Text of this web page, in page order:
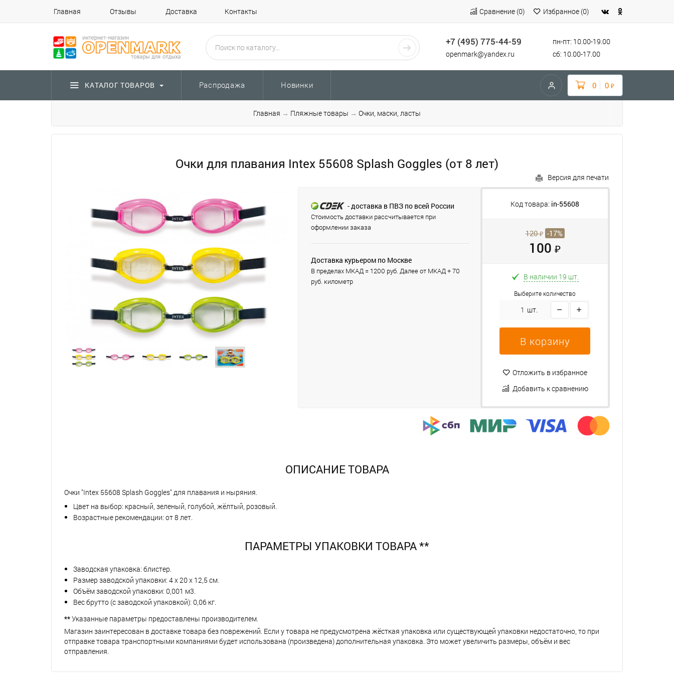
Главная Отзывы Доставка Контакты Сравнение (0) Избранное (0)
+7 (495) 775-44-59
openmark@yandex.ru
пн-пт: 10.00-19.00
сб: 10.00-17.00
КАТАЛОГ ТОВАРОВ Распродажа Новинки 0 0 ₽
Главная → Пляжные товары → Очки, маски, ласты
Очки для плавания Intex 55608 Splash Goggles (от 8 лет)
Версия для печати
Код товара: in-55608
120 ₽ -17%
100 ₽
В наличии 19 шт.
Выберите количество
шт.
В корзину
Отложить в избранное
Добавить к сравнению
- доставка в ПВЗ по всей России
Стоимость доставки рассчитывается при
оформлении заказа
Доставка курьером по Москве
В пределах МКАД = 1200 руб. Далее от МКАД + 70
руб. километр
ОПИСАНИЕ ТОВАРА
Очки "Intex 55608 Splash Goggles" для плавания и ныряния.
Цвет на выбор: красный, зеленый, голубой, жёлтый, розовый.
Возрастные рекомендации: от 8 лет.
ПАРАМЕТРЫ УПАКОВКИ ТОВАРА **
Заводская упаковка: блистер.
Размер заводской упаковки: 4 х 20 х 12,5 см.
Объём заводской упаковки: 0,001 м3.
Вес брутто (с заводской упаковкой): 0,06 кг.
**Указанные параметры предоставлены производителем.
Магазин заинтересован в доставке товара без поврежений. Если у товара не предусмотрена жёсткая упаковка или существующей упаковки недостаточно, то при
отправке товара транспортными компаниями будет использована (произведена) дополнительная упаковка. Это может увеличить размеры, объём и вес
отправления.